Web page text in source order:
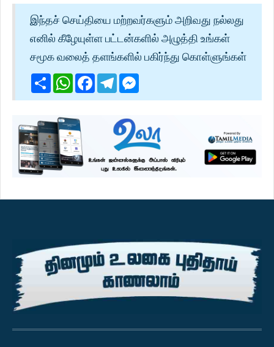
இந்தச் செய்தியை மற்றவர்களும் அறிவது நல்லது
எனில் கீழேயுள்ள பட்டன்களில் அழுத்தி உங்கள்
சமூக வலைத் தளங்களில் பகிர்ந்து கொள்ளுங்கள்
ShareWhatsApp
Facebook
Telegram